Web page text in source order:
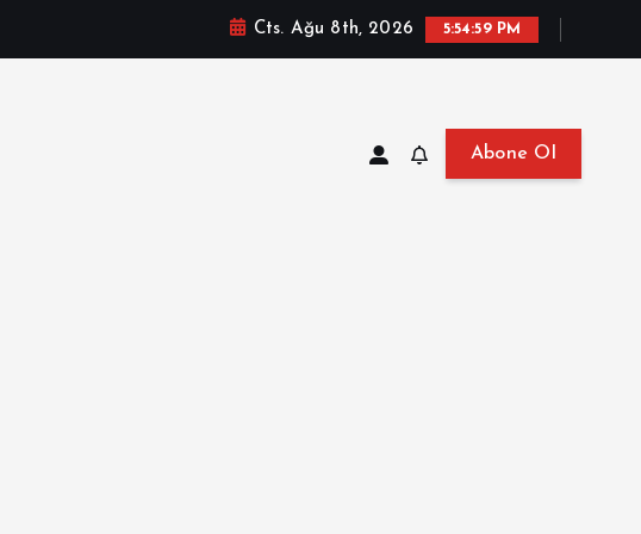
Cts. Ağu 8th, 2026 5:55:00 PM
Abone Ol